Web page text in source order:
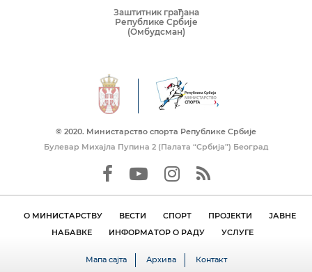
Заштитник грађана
Републике Србије
(Омбудсман)
© 2020. Mинистарство спорта Републике Србије
Булевар Михајла Пупина 2 (Палата “Србија”) Београд
О МИНИСТАРСТВУ ВЕСТИ СПОРТ ПРОЈЕКТИ
ЈАВНЕ
НАБАВКЕ
ИНФОРМАТОР О РАДУ УСЛУГЕ
Мапа сајта Архива Контакт